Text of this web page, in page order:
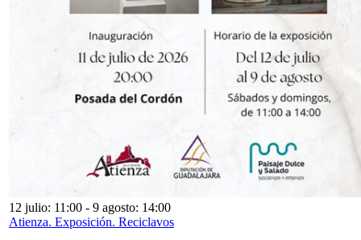
12 julio: 11:00 - 9 agosto: 14:00
Atienza. Exposición. Reciclavos